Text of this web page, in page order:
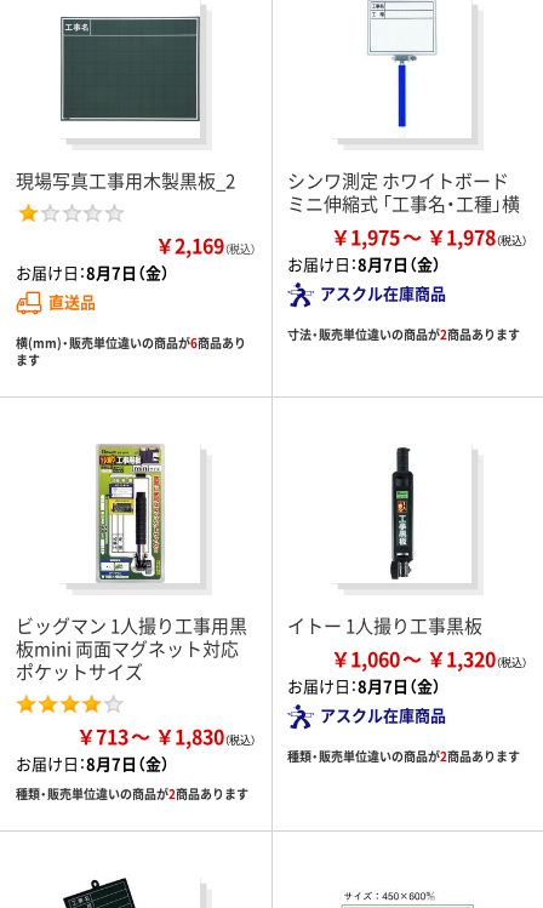
現場写真工事用木製黒板_2
￥2,169（税込）
お届け日：8月7日（金）
直送品
横(mm)・販売単位違いの商品が6商品あり
ます
シンワ測定 ホワイトボード
ミニ伸縮式 「工事名・工種」横
￥1,975 ￥1,978
お届け日：8月7日（金）
アスクル在庫商品
寸法・販売単位違いの商品が2商品あります
ビッグマン 1人撮り工事用黒
板mini 両面マグネット対応
ポケットサイズ
￥713 ￥1,830
お届け日：8月7日（金）
種類・販売単位違いの商品が2商品あります
イトー 1人撮り工事黒板
￥1,060 ￥1,320
お届け日：8月7日（金）
アスクル在庫商品
種類・販売単位違いの商品が2商品あります